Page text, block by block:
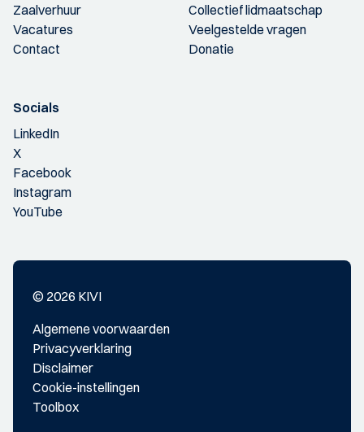
Zaalverhuur
Vacatures
Contact
Collectief lidmaatschap
Veelgestelde vragen
Donatie
Socials
LinkedIn
X
Facebook
Instagram
YouTube
© 2026 KIVI
Algemene voorwaarden
Privacyverklaring
Disclaimer
Cookie-instellingen
Toolbox